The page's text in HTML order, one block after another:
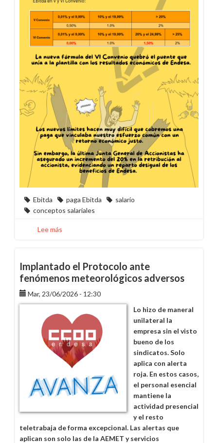
Ebitda paga Ebitda
salario
conceptos salariales
Lee más
la
Paga
Ebitda
y
por
qué
la
cobramos
en
2026?
Implantado el Protocolo ante
fenómenos meteorológicos adversos
Mar, 23/06/2026 - 12:30
Lo hizo de maneral
unilateral la
empresa sin el visto
bueno de los
sindicatos. Solo
aplica con alerta
roja. En estos casos,
el personal esencial
mantiene la
actividad presencial
y el resto
teletrabaja de forma excepcional. Las alertas que
aplican son solo las de la AEMET y servicios